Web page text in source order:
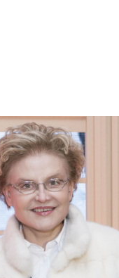
знаменитостей